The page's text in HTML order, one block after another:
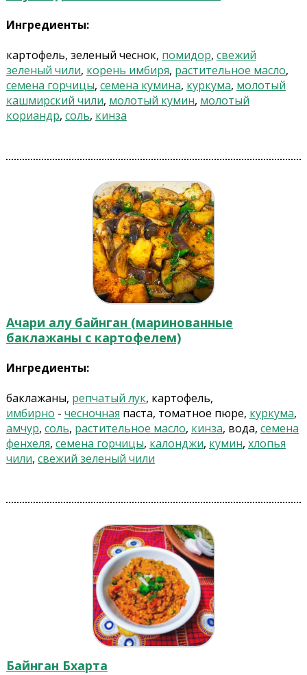
Ингредиенты:
картофель, зеленый чеснок, помидор, свежий
зеленый чили, корень имбиря, растительное масло,
семена горчицы, семена кумина, куркума, молотый
кашмирский чили, молотый кумин, молотый
кориандр, соль, кинза
Ачари алу байнган (маринованные
баклажаны с картофелем)
Ингредиенты:
баклажаны, репчатый лук, картофель,
имбирно - чесночная паста, томатное пюре, куркума,
амчур, соль, растительное масло, кинза, вода, семена
фенхеля, семена горчицы, калонджи, кумин, хлопья
чили, свежий зеленый чили
Байнган Бхарта